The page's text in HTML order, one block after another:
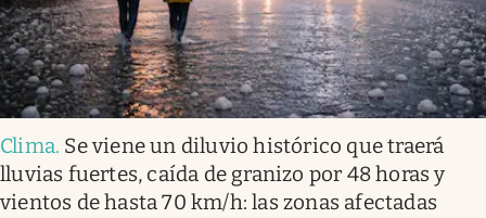
Mediakit
abre en nueva pestaña
México
Clima. Se viene un diluvio histórico que traerá
lluvias fuertes, caída de granizo por 48 horas y
vientos de hasta 70 km/h: las zonas afectadas